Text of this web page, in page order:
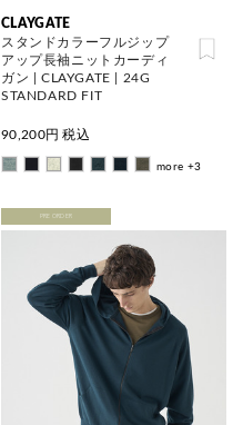
CLAYGATE
スタンドカラーフルジップ
アップ長袖ニットカーディ
ガン | CLAYGATE | 24G
STANDARD FIT
90,200円 税込
more +3
PRE ORDER